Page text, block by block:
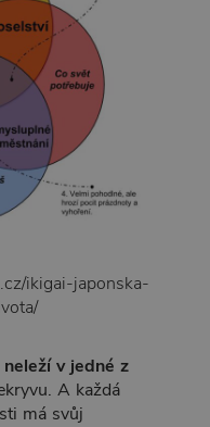
ikigai-japonska-
neleží v jedné z
A každá
má svůj